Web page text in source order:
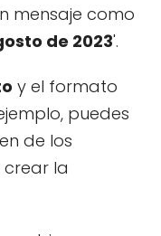
mensaje como
de 2023'.
y el formato
puedes
de los
la